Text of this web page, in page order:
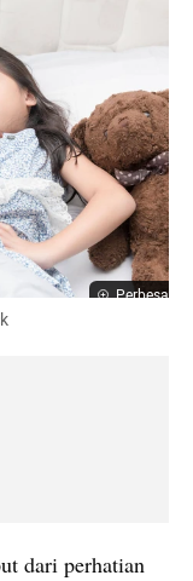
Perbesar
dari perhatian